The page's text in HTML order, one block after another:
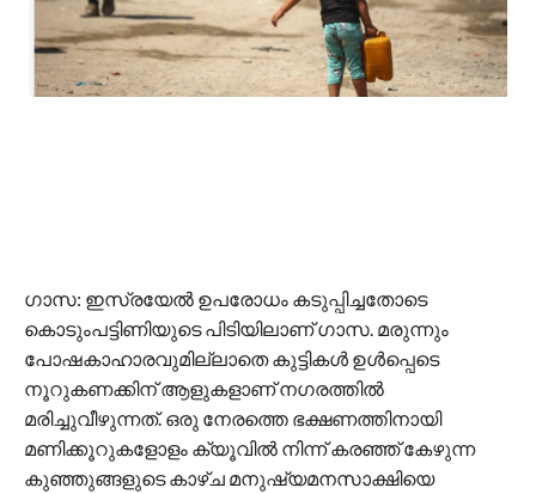
ഗാസ: ഇസ്രയേൽ ഉപരോധം കടുപ്പിച്ചതോടെ
കൊടുംപട്ടിണിയുടെ പിടിയിലാണ് ഗാസ. മരുന്നും
പോഷകാഹാരവുമില്ലാതെ കുട്ടികൾ ഉൾപ്പെടെ
നൂറുകണക്കിന് ആളുകളാണ് നഗരത്തിൽ
മരിച്ചുവീഴുന്നത്. ഒരു നേരത്തെ ഭക്ഷണത്തിനായി
മണിക്കൂറുകളോളം ക്യൂവിൽ നിന്ന് കരഞ്ഞ് കേഴുന്ന
കുഞ്ഞുങ്ങളുടെ കാഴ്ച മനുഷ്യമനസാക്ഷിയെ